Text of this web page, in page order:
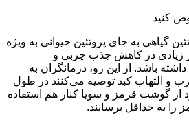
کنید
گیاهی به جای پروتئین حیوانی به ویژه
زیادی در کاهش جذب چربی و
باشد. از این رو، درمانگران به
چرب و التهاب کبد توصیه می‌کنند در طول
از گوشت قرمز و سویا کنار هم استفاده
به حداقل برسانند.